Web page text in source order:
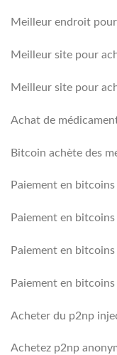
Meilleur endroit
Meilleur site pour
Meilleur site pour
Achat de
Bitcoin achète des
Paiement en
Paiement en
Paiement en
Paiement en
Acheter du p2np
Achetez p2np